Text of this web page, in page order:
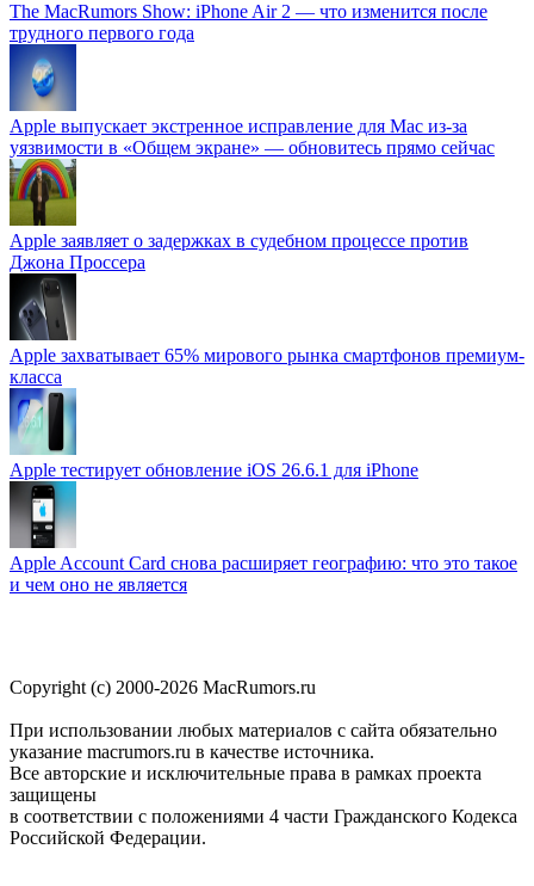
The MacRumors Show: iPhone Air 2 — что изменится после
трудного первого года
Apple выпускает экстренное исправление для Mac из-за
уязвимости в «Общем экране» — обновитесь прямо сейчас
Apple заявляет о задержках в судебном процессе против
Джона Проссера
Apple захватывает 65% мирового рынка смартфонов премиум-
класса
Apple тестирует обновление iOS 26.6.1 для iPhone
Apple Account Card снова расширяет географию: что это такое
и чем оно не является
Copyright (c) 2000-2026 MacRumors.ru
При использовании любых материалов с сайта обязательно
указание macrumors.ru в качестве источника.
Все авторские и исключительные права в рамках проекта
защищены
в соответствии с положениями 4 части Гражданского Кодекса
Российской Федерации.